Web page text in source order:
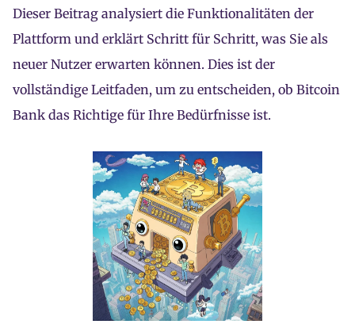
Dieser Beitrag analysiert die Funktionalitäten der
Plattform und erklärt Schritt für Schritt, was Sie als
neuer Nutzer erwarten können. Dies ist der
vollständige Leitfaden, um zu entscheiden, ob Bitcoin
Bank das Richtige für Ihre Bedürfnisse ist.